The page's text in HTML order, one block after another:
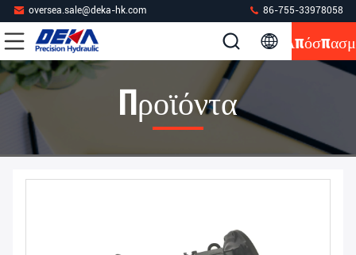
oversea.sale@deka-hk.com 86-755-33978058
Προϊόντα